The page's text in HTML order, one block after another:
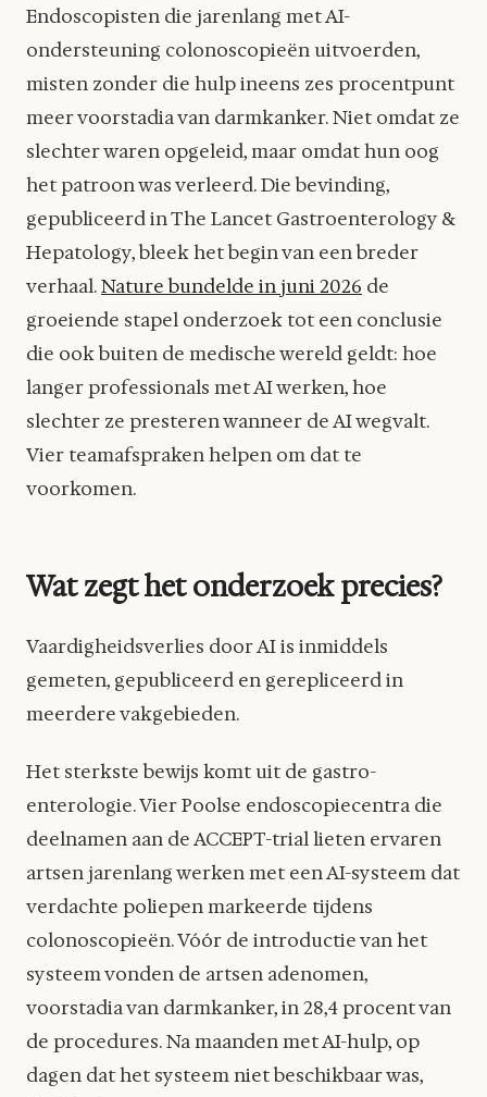
Endoscopisten die jarenlang met AI-
ondersteuning colonoscopieën uitvoerden,
misten zonder die hulp ineens zes procentpunt
meer voorstadia van darmkanker. Niet omdat ze
slechter waren opgeleid, maar omdat hun oog
het patroon was verleerd. Die bevinding,
gepubliceerd in The Lancet Gastroenterology &
Hepatology, bleek het begin van een breder
verhaal.Nature bundelde in juni 2026 de
groeiende stapel onderzoek tot een conclusie
die ook buiten de medische wereld geldt: hoe
langer professionals met AI werken, hoe
slechter ze presteren wanneer de AI wegvalt.
Vier teamafspraken helpen om dat te
voorkomen.
Wat zegt het onderzoek precies?
Vaardigheidsverlies door AI is inmiddels
gemeten, gepubliceerd en gerepliceerd in
meerdere vakgebieden.
Het sterkste bewijs komt uit de gastro-
enterologie. Vier Poolse endoscopiecentra die
deelnamen aan de ACCEPT-trial lieten ervaren
artsen jarenlang werken met een AI-systeem dat
verdachte poliepen markeerde tijdens
colonoscopieën. Vóór de introductie van het
systeem vonden de artsen adenomen,
voorstadia van darmkanker, in 28,4 procent van
de procedures. Na maanden met AI-hulp, op
dagen dat het systeem niet beschikbaar was,